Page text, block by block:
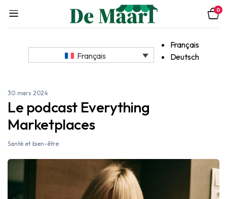
0
Français
Français
Deutsch
30 mars 2024
Le podcast Everything
Marketplaces
Santé et bien-être